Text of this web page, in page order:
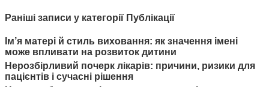
Раніші записи у категорії Публікації
Ім’я матері й стиль виховання: як значення імені
може впливати на розвиток дитини
Нерозбірливий почерк лікарів: причини, ризики для
пацієнтів і сучасні рішення